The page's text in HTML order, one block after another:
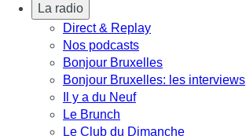
La radio
Direct & Replay
Nos podcasts
Bonjour Bruxelles
Bonjour Bruxelles: les interviews
Il y a du Neuf
Le Brunch
Le Club du Dimanche